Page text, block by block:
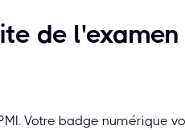
de l'examen
Votre badge numérique